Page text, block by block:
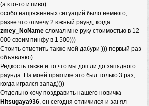
(а кто-то и пиво).
особо напряженных ситуаций было немного,
разве что отмечу 2 южный раунд, когда
zmey_NoName сломал мне руку стоимостью в 12
000 своим пинфу в 1 500)))
Стоить отметить также мой дабури ))) первый раз
объявляю))
Редкость также и то что мы дошли до западного
раунда. На моей практике это был только 3 раз,
когда игрался запад))))
Отдельно хочу поздравить нашего новичка
Hitsugaya936, он сегодня отличился и занял